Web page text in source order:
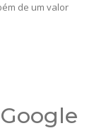
de um valor